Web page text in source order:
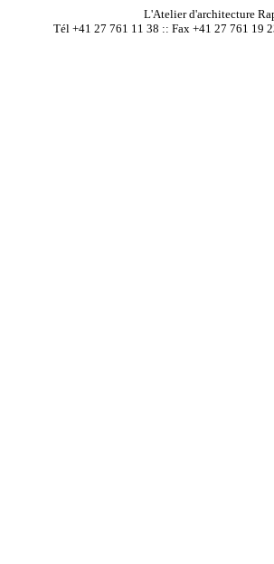
L'Atelier d'architecture
Tél +41 27 761 11 38 :: Fax +41 27 761 19